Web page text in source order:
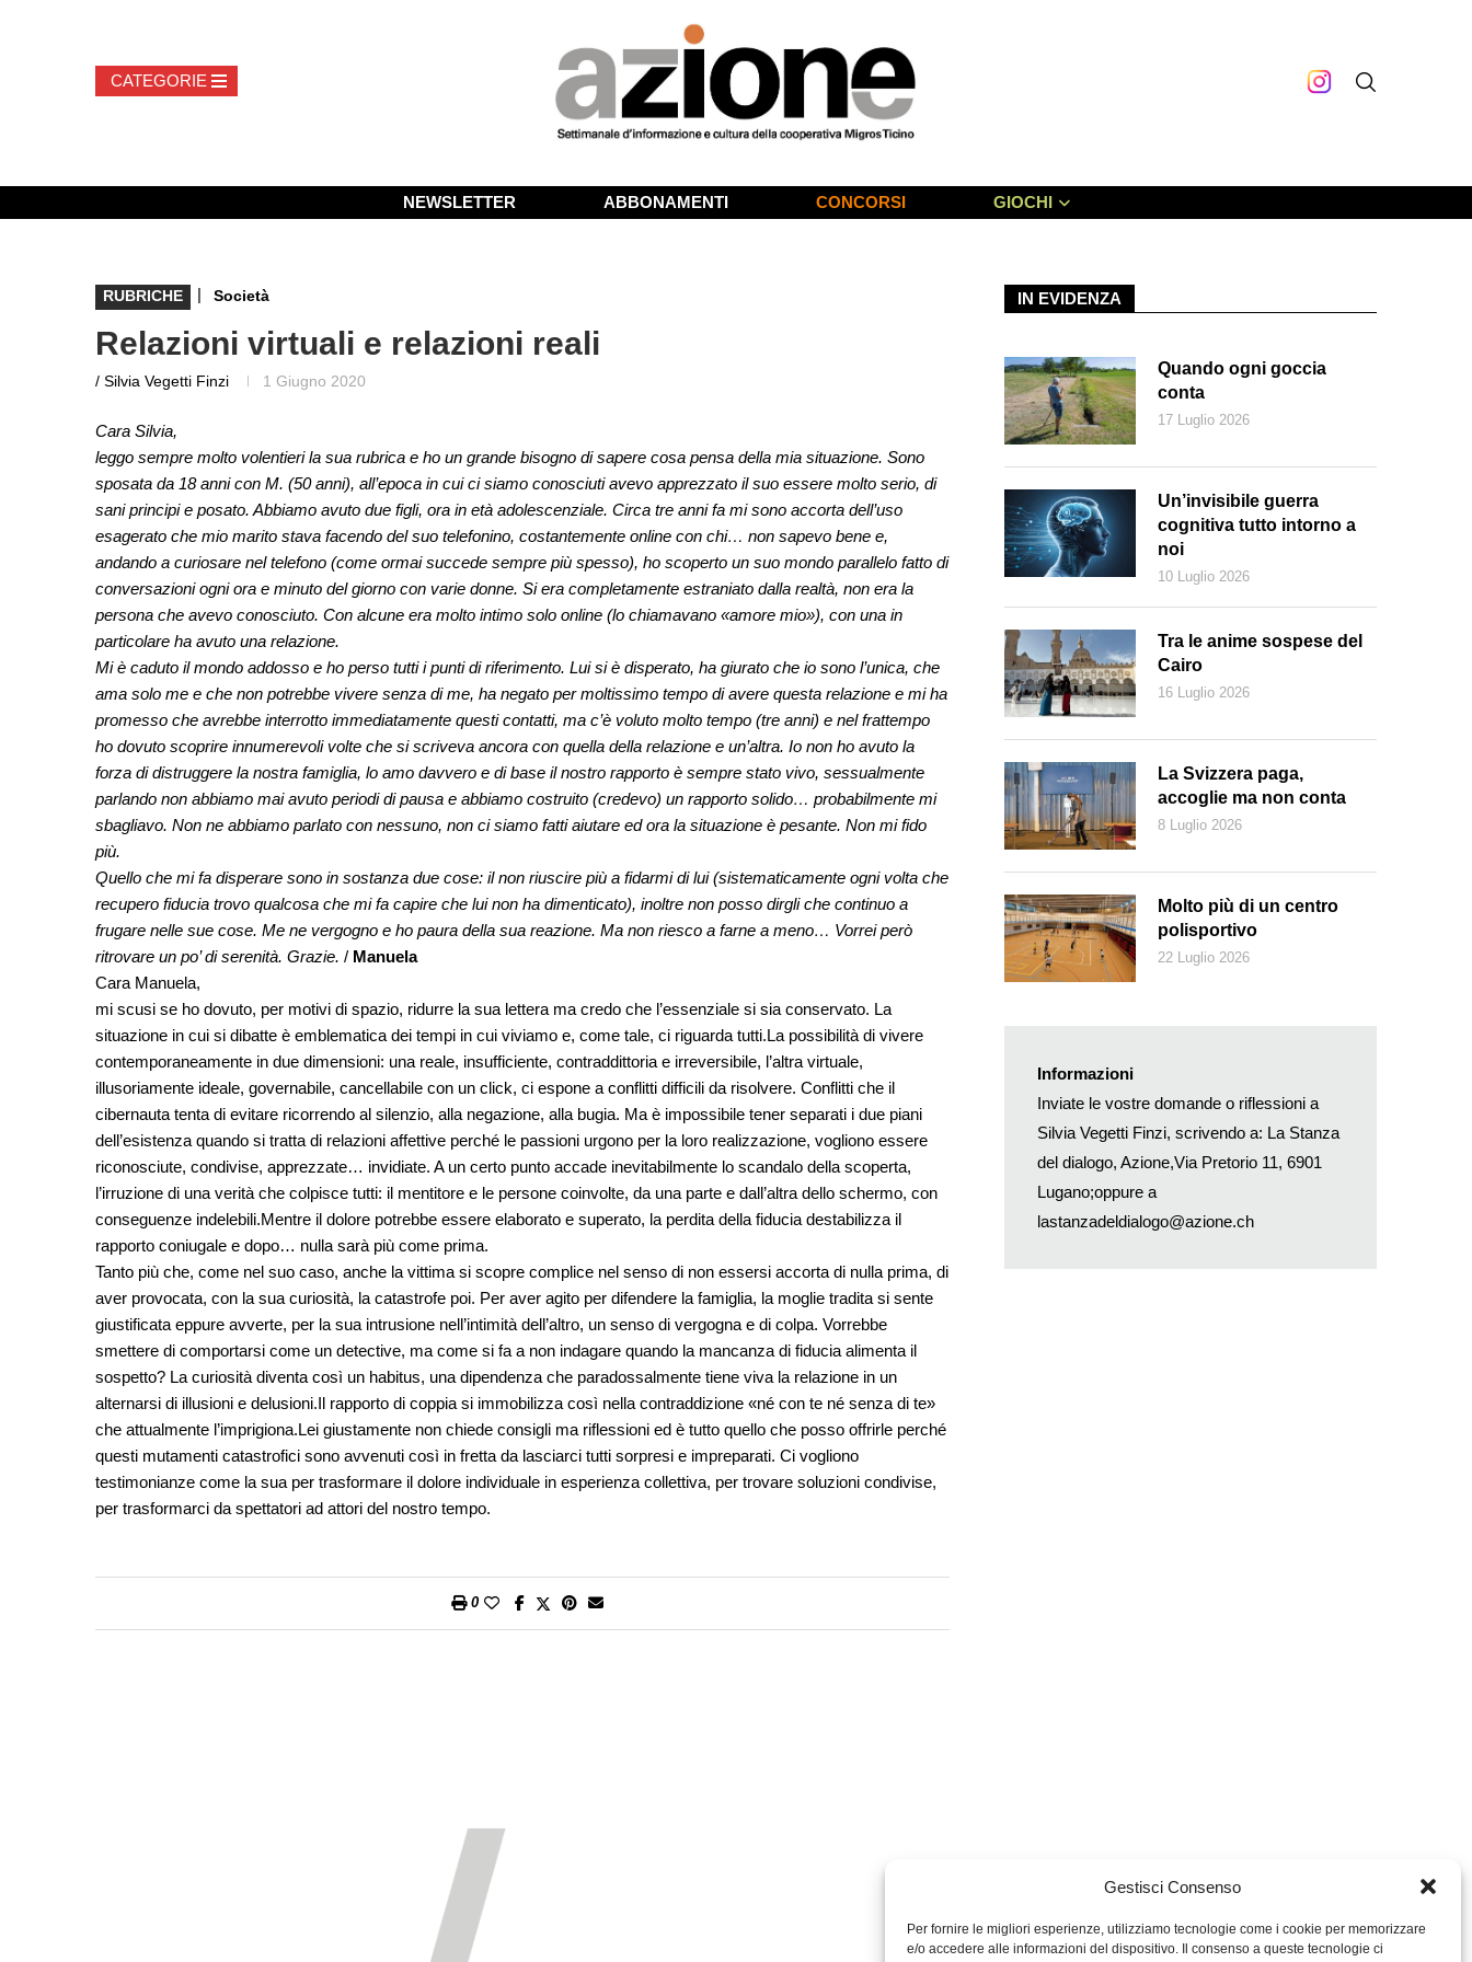
Gestisci Consenso
Per fornire le migliori esperienze, utilizziamo tecnologie come i cookie per memorizzare
e/o accedere alle informazioni del dispositivo. Il consenso a queste tecnologie ci
NEWSLETTER ABBONAMENTI CONCORSI GIOCHI
RUBRICHE | Società
Relazioni virtuali e relazioni reali
/ Silvia Vegetti Finzi 1 Giugno 2020
Cara Silvia,
leggo sempre molto volentieri la sua rubrica e ho un grande bisogno di sapere cosa pensa della mia situazione. Sono
sposata da 18 anni con M. (50 anni), all’epoca in cui ci siamo conosciuti avevo apprezzato il suo essere molto serio, di
sani principi e posato. Abbiamo avuto due figli, ora in età adolescenziale. Circa tre anni fa mi sono accorta dell’uso
esagerato che mio marito stava facendo del suo telefonino, costantemente online con chi… non sapevo bene e,
andando a curiosare nel telefono (come ormai succede sempre più spesso), ho scoperto un suo mondo parallelo fatto di
conversazioni ogni ora e minuto del giorno con varie donne. Si era completamente estraniato dalla realtà, non era la
persona che avevo conosciuto. Con alcune era molto intimo solo online (lo chiamavano «amore mio»), con una in
particolare ha avuto una relazione.
Mi è caduto il mondo addosso e ho perso tutti i punti di riferimento. Lui si è disperato, ha giurato che io sono l’unica, che
ama solo me e che non potrebbe vivere senza di me, ha negato per moltissimo tempo di avere questa relazione e mi ha
promesso che avrebbe interrotto immediatamente questi contatti, ma c’è voluto molto tempo (tre anni) e nel frattempo
ho dovuto scoprire innumerevoli volte che si scriveva ancora con quella della relazione e un’altra. Io non ho avuto la
forza di distruggere la nostra famiglia, lo amo davvero e di base il nostro rapporto è sempre stato vivo, sessualmente
parlando non abbiamo mai avuto periodi di pausa e abbiamo costruito (credevo) un rapporto solido… probabilmente mi
sbagliavo. Non ne abbiamo parlato con nessuno, non ci siamo fatti aiutare ed ora la situazione è pesante. Non mi fido
più.
Quello che mi fa disperare sono in sostanza due cose: il non riuscire più a fidarmi di lui (sistematicamente ogni volta che
recupero fiducia trovo qualcosa che mi fa capire che lui non ha dimenticato), inoltre non posso dirgli che continuo a
frugare nelle sue cose. Me ne vergogno e ho paura della sua reazione. Ma non riesco a farne a meno… Vorrei però
ritrovare un po’ di serenità. Grazie. / Manuela
Cara Manuela,
mi scusi se ho dovuto, per motivi di spazio, ridurre la sua lettera ma credo che l’essenziale si sia conservato. La
situazione in cui si dibatte è emblematica dei tempi in cui viviamo e, come tale, ci riguarda tutti.La possibilità di vivere
contemporaneamente in due dimensioni: una reale, insufficiente, contraddittoria e irreversibile, l’altra virtuale,
illusoriamente ideale, governabile, cancellabile con un click, ci espone a conflitti difficili da risolvere. Conflitti che il
cibernauta tenta di evitare ricorrendo al silenzio, alla negazione, alla bugia. Ma è impossibile tener separati i due piani
dell’esistenza quando si tratta di relazioni affettive perché le passioni urgono per la loro realizzazione, vogliono essere
riconosciute, condivise, apprezzate… invidiate. A un certo punto accade inevitabilmente lo scandalo della scoperta,
l’irruzione di una verità che colpisce tutti: il mentitore e le persone coinvolte, da una parte e dall’altra dello schermo, con
conseguenze indelebili.Mentre il dolore potrebbe essere elaborato e superato, la perdita della fiducia destabilizza il
rapporto coniugale e dopo… nulla sarà più come prima.
Tanto più che, come nel suo caso, anche la vittima si scopre complice nel senso di non essersi accorta di nulla prima, di
aver provocata, con la sua curiosità, la catastrofe poi. Per aver agito per difendere la famiglia, la moglie tradita si sente
giustificata eppure avverte, per la sua intrusione nell’intimità dell’altro, un senso di vergogna e di colpa. Vorrebbe
smettere di comportarsi come un detective, ma come si fa a non indagare quando la mancanza di fiducia alimenta il
sospetto? La curiosità diventa così un habitus, una dipendenza che paradossalmente tiene viva la relazione in un
alternarsi di illusioni e delusioni.Il rapporto di coppia si immobilizza così nella contraddizione «né con te né senza di te»
che attualmente l’imprigiona.Lei giustamente non chiede consigli ma riflessioni ed è tutto quello che posso offrirle perché
questi mutamenti catastrofici sono avvenuti così in fretta da lasciarci tutti sorpresi e impreparati. Ci vogliono
testimonianze come la sua per trasformare il dolore individuale in esperienza collettiva, per trovare soluzioni condivise,
per trasformarci da spettatori ad attori del nostro tempo.
0
IN EVIDENZA
Quando ogni goccia
conta
17 Luglio 2026
Un’invisibile guerra
cognitiva tutto intorno a
noi
10 Luglio 2026
Tra le anime sospese del
Cairo
16 Luglio 2026
La Svizzera paga,
accoglie ma non conta
8 Luglio 2026
Molto più di un centro
polisportivo
22 Luglio 2026
Informazioni
Inviate le vostre domande o riflessioni a
Silvia Vegetti Finzi, scrivendo a: La Stanza
del dialogo, Azione,Via Pretorio 11, 6901
Lugano;oppure a
lastanzadeldialogo@azione.ch